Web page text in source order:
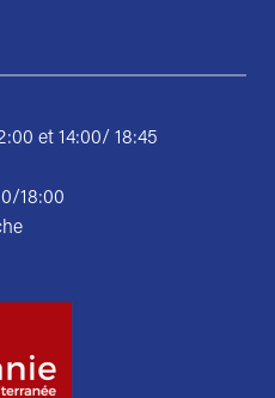
et 14:00/ 18:45
18:00